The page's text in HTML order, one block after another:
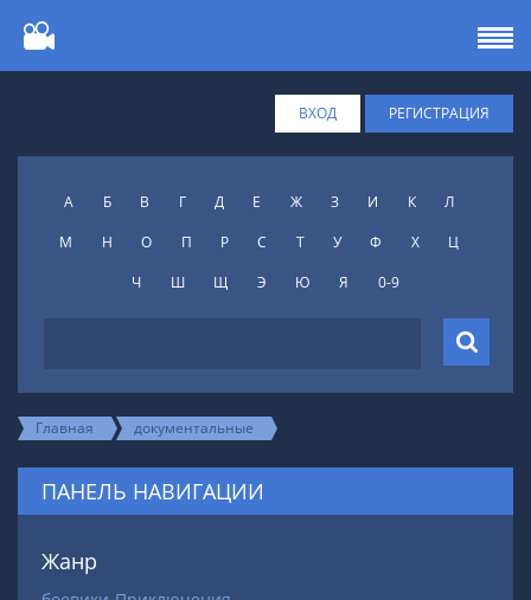
ВХОД РЕГИСТРАЦИЯ
А Б В Г Д Е Ж З И К
Л
М
Н О П Р С Т У Ф X
Ц
Ч
Ш Щ Э Ю Я 0-9
Главная документальные
ПАНЕЛЬ НАВИГАЦИИ
Жанр